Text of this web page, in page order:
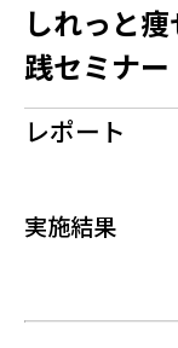
しれっと
践セミナー
レポート
実施結果